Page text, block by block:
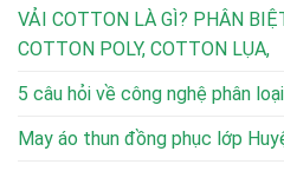
VẢI COTTON LÀ GÌ? PHÂN
COTTON POLY, COTTON LỤA,
5 câu hỏi về công nghệ phân loại
May áo thun đồng phục lớp